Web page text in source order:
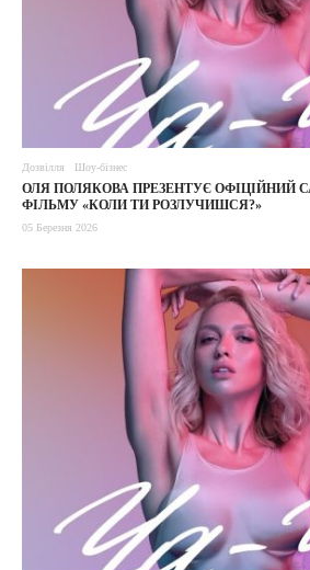
Дозвілля Шоу-бізнес
ОЛЯ ПОЛЯКОВА ПРЕЗЕНТУЄ ОФІЦІЙНИЙ
ФІЛЬМУ «КОЛИ ТИ РОЗЛУЧИШСЯ?»
05 Березня 2026